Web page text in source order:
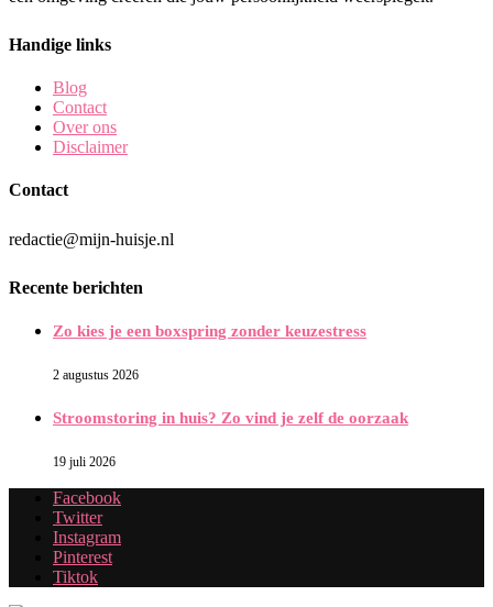
Handige links
Blog
Contact
Over ons
Disclaimer
Contact
redactie@mijn-huisje.nl
Recente berichten
Zo kies je een boxspring zonder keuzestress
2 augustus 2026
Stroomstoring in huis? Zo vind je zelf de oorzaak
19 juli 2026
Facebook
Twitter
Instagram
Pinterest
Tiktok